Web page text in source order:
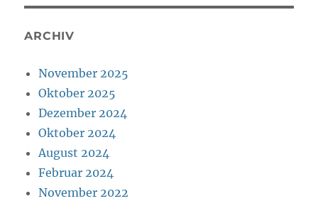
ARCHIV
November 2025
Oktober 2025
Dezember 2024
Oktober 2024
August 2024
Februar 2024
November 2022